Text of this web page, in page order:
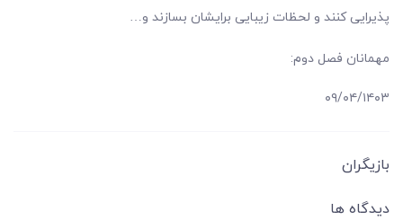
پذیرایی کنند و لحظات زیبایی برایشان بسازند و…
مهمانان فصل دوم:
۰۹/۰۴/۱۴۰۳
بازیگران
دیدگاه ها